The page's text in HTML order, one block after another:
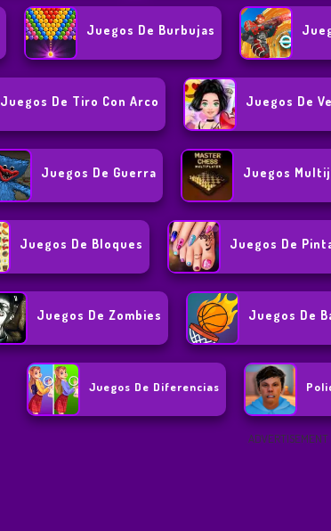
Juegos De Burbujas
Juegos De Tiro Con Arco Juegos De
Juegos De Guerra Juegos
Juegos De Bloques Juegos De
Juegos De Zombies Juegos De
Juegos De Diferencias
ADVERTISEMENT